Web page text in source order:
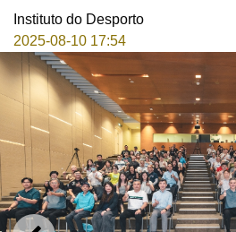
Instituto do Desporto
2025-08-10 17:54